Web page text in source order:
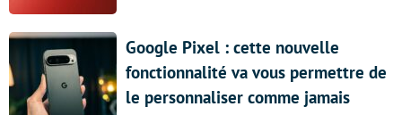
Google Pixel : cette nouvelle
fonctionnalité va vous permettre de
le personnaliser comme jamais